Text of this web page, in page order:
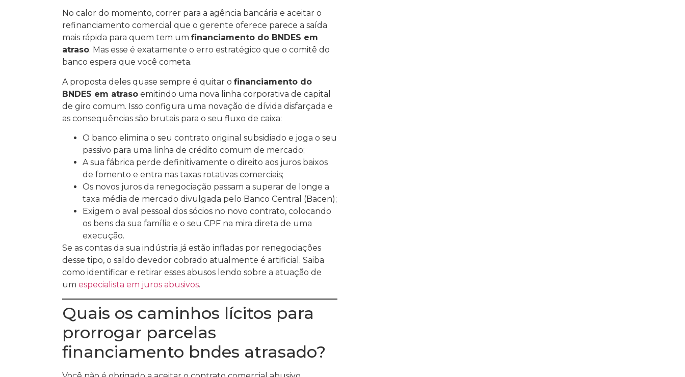
No calor do momento, correr para a agência bancária e aceitar o
refinanciamento comercial que o gerente oferece parece a saída
mais rápida para quem tem um financiamento do BNDES em
atraso. Mas esse é exatamente o erro estratégico que o comitê do
banco espera que você cometa.
A proposta deles quase sempre é quitar o financiamento do
BNDES em atraso emitindo uma nova linha corporativa de capital
de giro comum. Isso configura uma novação de dívida disfarçada e
as consequências são brutais para o seu fluxo de caixa:
O banco elimina o seu contrato original subsidiado e joga o seu
passivo para uma linha de crédito comum de mercado;
A sua fábrica perde definitivamente o direito aos juros baixos
de fomento e entra nas taxas rotativas comerciais;
Os novos juros da renegociação passam a superar de longe a
taxa média de mercado divulgada pelo Banco Central (Bacen);
Exigem o aval pessoal dos sócios no novo contrato, colocando
os bens da sua família e o seu CPF na mira direta de uma
execução.
Se as contas da sua indústria já estão infladas por renegociações
desse tipo, o saldo devedor cobrado atualmente é artificial. Saiba
como identificar e retirar esses abusos lendo sobre a atuação de
um especialista em juros abusivos.
Quais os caminhos lícitos para
prorrogar parcelas
financiamento bndes atrasado?